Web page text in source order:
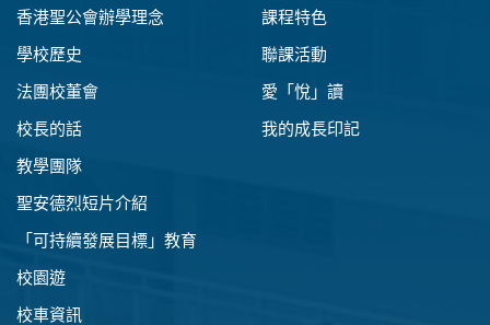
香港聖公會辦學理念
學校歷史
法團校董會
校長的話
教學團隊
聖安德烈短片介紹
「可持續發展目標」教育
校園遊
校車資訊
課程特色
聯課活動
愛「悅」讀
我的成長印記